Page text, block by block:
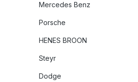
Mercedes Benz
Porsche
HENES BROON
Steyr
Dodge